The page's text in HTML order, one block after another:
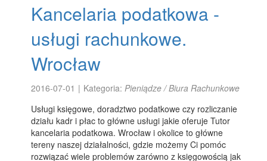
Kancelaria podatkowa -
usługi rachunkowe.
Wrocław
2016-07-01 | Kategoria:Pieniądze / Biura Rachunkowe
Usługi księgowe, doradztwo podatkowe czy rozliczanie
działu kadr i płac to główne usługi jakie oferuje Tutor
kancelaria podatkowa. Wrocław i okolice to główne
tereny naszej działalności, gdzie możemy Ci pomóc
rozwiązać wiele problemów zarówno z księgowością jak